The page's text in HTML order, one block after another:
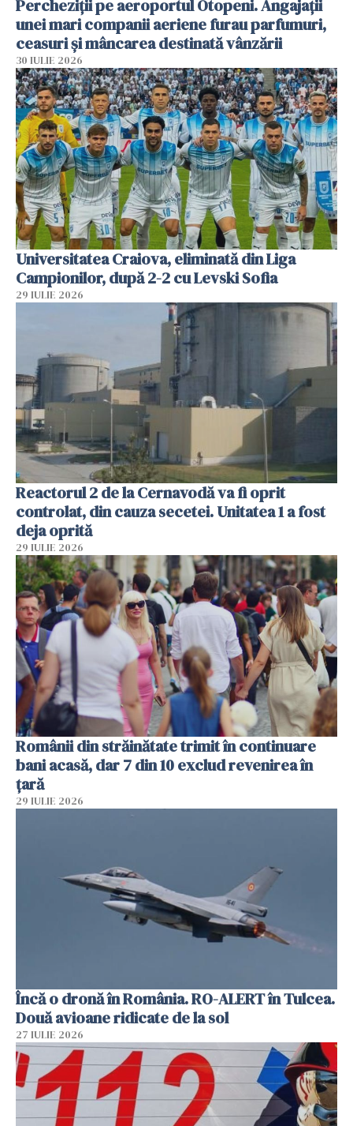
Percheziții pe aeroportul Otopeni. Angajații
unei mari companii aeriene furau parfumuri,
ceasuri și mâncarea destinată vânzării
30 IULIE 2026
Universitatea Craiova, eliminată din Liga
Campionilor, după 2-2 cu Levski Sofia
29 IULIE 2026
Reactorul 2 de la Cernavodă va fi oprit
controlat, din cauza secetei. Unitatea 1 a fost
deja oprită
29 IULIE 2026
Românii din străinătate trimit în continuare
bani acasă, dar 7 din 10 exclud revenirea în
țară
29 IULIE 2026
Încă o dronă în România. RO-ALERT în Tulcea.
Două avioane ridicate de la sol
27 IULIE 2026